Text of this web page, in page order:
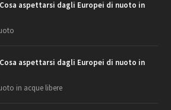
aspettarsi dagli Europei di nuoto in
aspettarsi dagli Europei di nuoto in
in acque libere